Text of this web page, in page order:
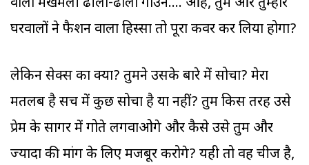
घरवालों ने फैशन वाला हिस्सा तो पूरा कवर कर लिया होगा?
लेकिन सेक्स का क्या? तुमने उसके बारे में सोचा? मेरा
मतलब है सच में कुछ सोचा है या नहीं? तुम किस तरह उसे
प्रेम के सागर में गोते लगवाओगे और कैसे उसे तुम और
ज्यादा की मांग के लिए मजबूर करोगे? यही तो वह चीज है,